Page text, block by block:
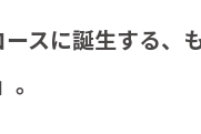
スに誕生する、